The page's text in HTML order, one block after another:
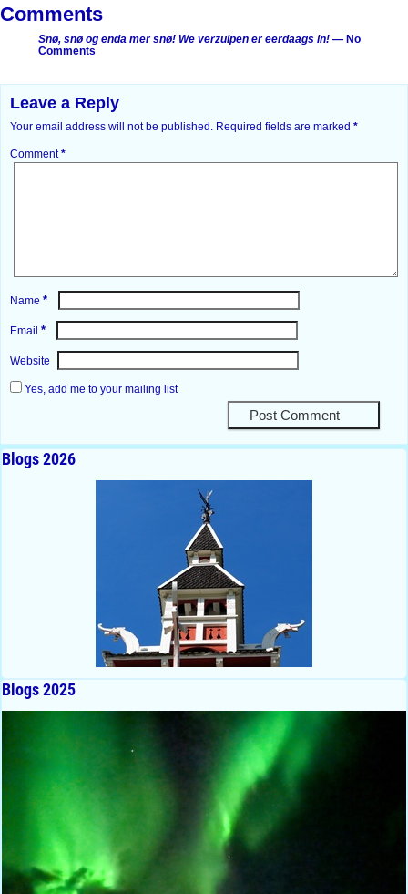
Comments
Snø, snø og enda mer snø! We verzuipen er eerdaags in! — No
Comments
Leave a Reply
Your email address will not be published. Required fields are marked *
Comment*
Name *
Email *
Website
Yes, add me to your mailing list
Blogs 2026
Blogs 2025